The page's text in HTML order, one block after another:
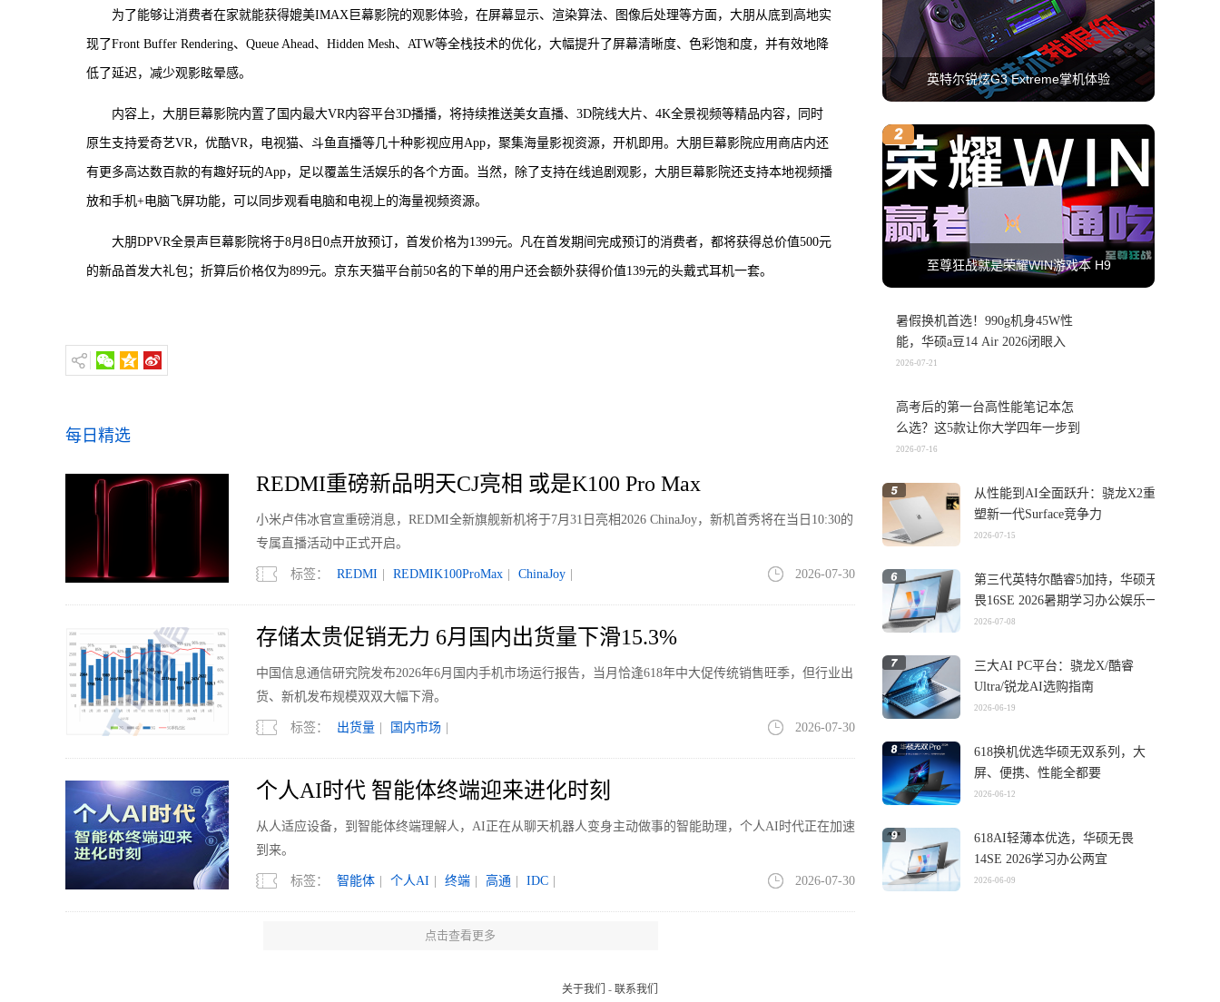
为了能够让消费者在家就能获得媲美IMAX巨幕影院的观影体验，在屏幕显示、渲染算法、图像后处理等方面，大朋从底到高地实
现了Front Buffer Rendering、Queue Ahead、Hidden Mesh、ATW等全栈技术的优化，大幅提升了屏幕清晰度、色彩饱和度，并有效地降
低了延迟，减少观影眩晕感。
内容上，大朋巨幕影院内置了国内最大VR内容平台3D播播，将持续推送美女直播、3D院线大片、4K全景视频等精品内容，同时
原生支持爱奇艺VR，优酷VR，电视猫、斗鱼直播等几十种影视应用App，聚集海量影视资源，开机即用。大朋巨幕影院应用商店内还
有更多高达数百款的有趣好玩的App，足以覆盖生活娱乐的各个方面。当然，除了支持在线追剧观影，大朋巨幕影院还支持本地视频播
放和手机+电脑飞屏功能，可以同步观看电脑和电视上的海量视频资源。
大朋DPVR全景声巨幕影院将于8月8日0点开放预订，首发价格为1399元。凡在首发期间完成预订的消费者，都将获得总价值500元
的新品首发大礼包；折算后价格仅为899元。京东天猫平台前50名的下单的用户还会额外获得价值139元的头戴式耳机一套。
每日精选
REDMI重磅新品明天CJ亮相 或是K100 Pro Max
小米卢伟冰官宣重磅消息，REDMI全新旗舰新机将于7月31日亮相2026 ChinaJoy，新机首秀将在当日10:30的
专属直播活动中正式开启。
标签： REDMI REDMIK100ProMax ChinaJoy 2026-07-30
存储太贵促销无力 6月国内出货量下滑15.3%
中国信息通信研究院发布2026年6月国内手机市场运行报告，当月恰逢618年中大促传统销售旺季，但行业出
货、新机发布规模双双大幅下滑。
标签： 出货量 国内市场 2026-07-30
个人AI时代 智能体终端迎来进化时刻
从人适应设备，到智能体终端理解人，AI正在从聊天机器人变身主动做事的智能助理，个人AI时代正在加速
到来。
标签： 智能体 个人AI 终端 高通 IDC 2026-07-30
清洁电器上半年销额下滑 主力品类承压、小众品类放量降价
今年上半年清洁电器销额227亿元，同比下滑0.7%，销量1731万台，同比增长3.7%。清洁电器行业正迎来第
点击查看更多
英特尔锐炫G3 Extreme掌机体验
至尊狂战就是荣耀WIN游戏本 H9
暑假换机首选！990g机身45W性
能，华硕a豆14 Air 2026闭眼入
2026-07-21
高考后的第一台高性能笔记本怎
么选？这5款让你大学四年一步到
位
2026-07-16
从性能到AI全面跃升：骁龙X2重
塑新一代Surface竞争力
2026-07-15
第三代英特尔酷睿5加持，华硕无
畏16SE 2026暑期学习办公娱乐一
机搞定
2026-07-08
三大AI PC平台：骁龙X/酷睿
Ultra/锐龙AI选购指南
2026-06-19
618换机优选华硕无双系列，大
屏、便携、性能全都要
2026-06-12
618AI轻薄本优选，华硕无畏
14SE 2026学习办公两宜
2026-06-09
关于我们 - 联系我们